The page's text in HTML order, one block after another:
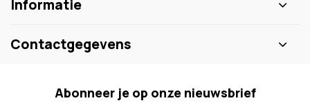
Informatie
Contactgegevens
Abonneer je op onze nieuwsbrief